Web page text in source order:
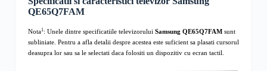
QE65Q7FAM
Nota1: Unele dintre specificatiile televizorului Samsung QE65Q7FAMsunt
subliniate. Pentru a afla detalii despre acestea este suficient sa plasati cursorul
deasupra lor sau sa le selectati daca folositi un dispozitiv cu ecran tactil.